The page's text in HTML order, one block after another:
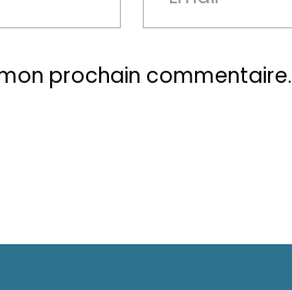
prochain commentaire.